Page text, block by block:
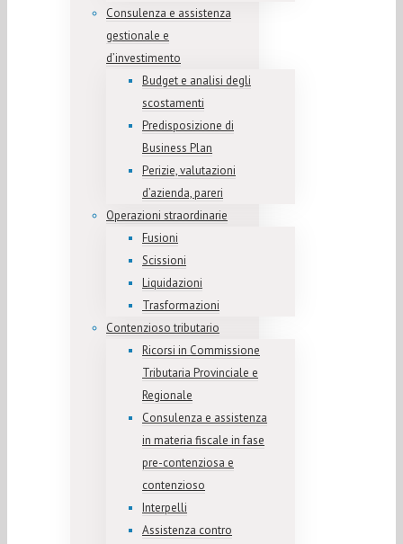
Consulenza e assistenza
gestionale e
d’investimento
Budget e analisi degli
scostamenti
Predisposizione di
Business Plan
Perizie, valutazioni
d’azienda, pareri
Operazioni straordinarie
Fusioni
Scissioni
Liquidazioni
Trasformazioni
Contenzioso tributario
Ricorsi in Commissione
Tributaria Provinciale e
Regionale
Consulenza e assistenza
in materia fiscale in fase
pre-contenziosa e
contenzioso
Interpelli
Assistenza contro